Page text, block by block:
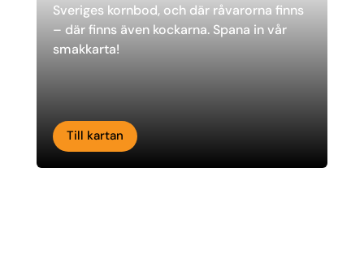
Sveriges kornbod, och där råvarorna finns
– där finns även kockarna. Spana in vår
smakkarta!
Till kartan